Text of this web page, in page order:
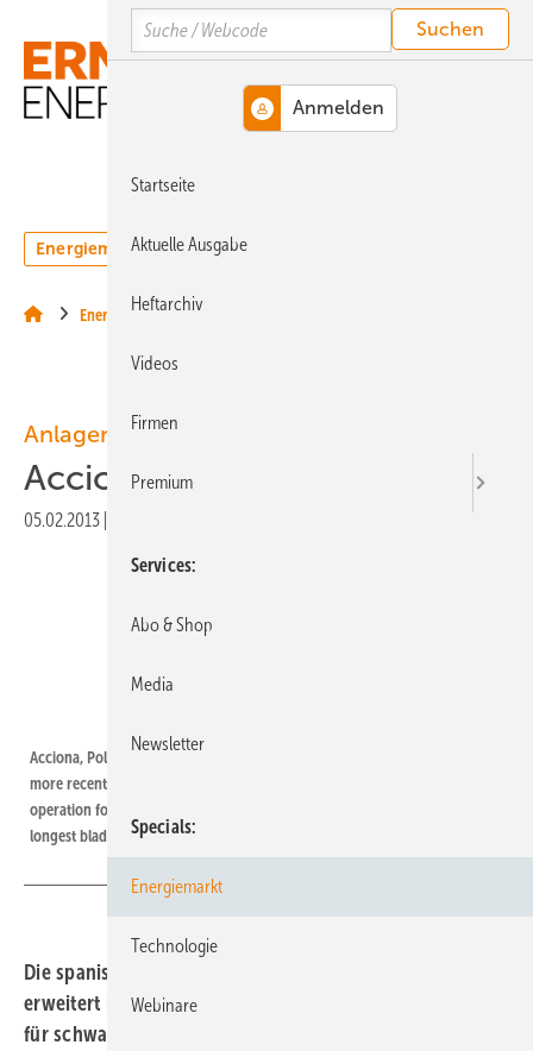
Hauptinhalt
Hauptmenü
SiteSearch
Energiemarkt Technologie
Energiemärkte weltweit
Anlagenentwicklung
Accionas neuer Riesenrotor
05.02.2013
Acciona, Polen, Golice | The Golice wind farm in Poland is one of Acciona’s
more recent projects. Earlier this year, a new project was put into
operation for the first time — eleven AW 116/3000 turbines, with the
longest blades yet for the company.
Die spanische Turbinenschmiede Acciona Windpower
erweitert ihre Drei-Megawatt-Plattform um einen Rotor
für schwache Windstandorte: Noch vor Ablauf des
Search
Startseite
Aktuelle Ausgabe
Heftarchiv
Videos
Firmen
Premium
Services
Abo & Shop
Media
Newsletter
Specials
Energiemarkt
Technologie
Webinare